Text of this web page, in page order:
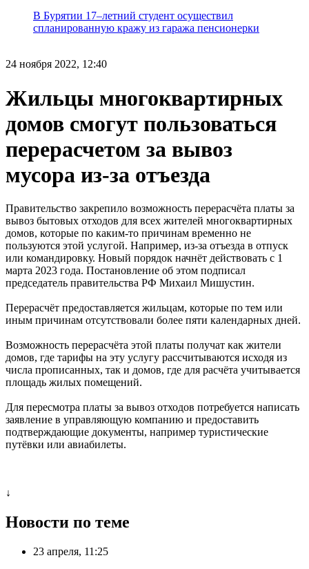
В Бурятии 17–летний студент осуществил
спланированную кражу из гаража пенсионерки
24 ноября 2022, 12:40
Жильцы многоквартирных
домов смогут пользоваться
перерасчетом за вывоз
мусора из-за отъезда
Правительство закрепило возможность перерасчёта платы за
вывоз бытовых отходов для всех жителей многоквартирных
домов, которые по каким-то причинам временно не
пользуются этой услугой. Например, из-за отъезда в отпуск
или командировку. Новый порядок начнёт действовать с 1
марта 2023 года. Постановление об этом подписал
председатель правительства РФ Михаил Мишустин.
Перерасчёт предоставляется жильцам, которые по тем или
иным причинам отсутствовали более пяти календарных дней.
Возможность перерасчёта этой платы получат как жители
домов, где тарифы на эту услугу рассчитываются исходя из
числа прописанных, так и домов, где для расчёта учитывается
площадь жилых помещений.
Для пересмотра платы за вывоз отходов потребуется написать
заявление в управляющую компанию и предоставить
подтверждающие документы, например туристические
путёвки или авиабилеты.
↓
Новости по теме
23 апреля, 11:25